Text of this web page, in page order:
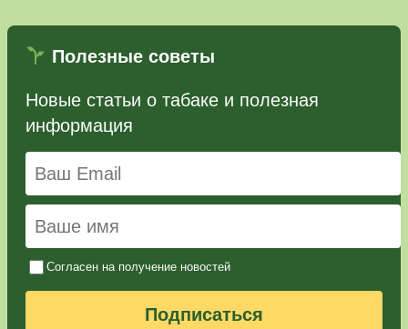
Полезные советы
Новые статьи о табаке и полезная
информация
Согласен на получение новостей
Подписаться